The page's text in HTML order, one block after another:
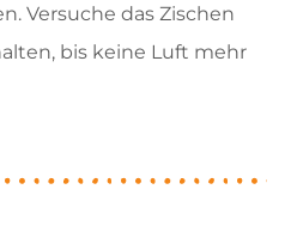
Versuche das Zischen
bis keine Luft mehr